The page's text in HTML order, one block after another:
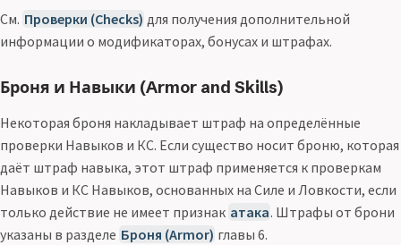
См. Проверки (Checks) для получения дополнительной
информации о модификаторах, бонусах и штрафах.
Броня и Навыки (Armor and Skills)
Некоторая броня накладывает штраф на определённые
проверки Навыков и КС. Если существо носит броню, которая
даёт штраф навыка, этот штраф применяется к проверкам
Навыков и КС Навыков, основанных на Силе и Ловкости, если
только действие не имеет признак атака. Штрафы от брони
указаны в разделе Броня (Armor) главы 6.